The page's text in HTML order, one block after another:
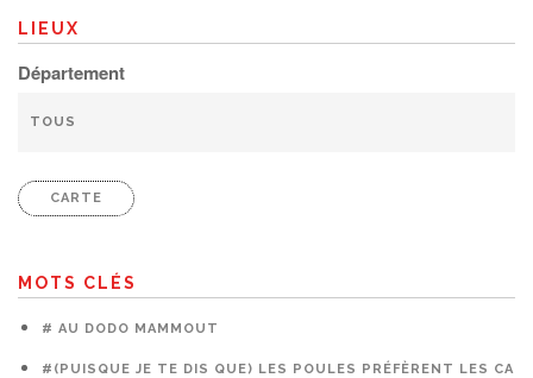
LIEUX
Département
CARTE
MOTS CLÉS
# AU DODO MAMMOUT
#(PUISQUE JE TE DIS QUE) LES POULES PRÉFÈRENT LES